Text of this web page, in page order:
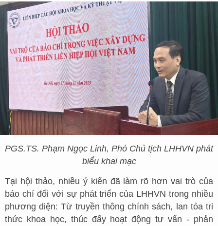
PGS.TS. Phạm Ngọc Linh, Phó Chủ tịch LHHVN phát
biểu khai mạc
Tại hội thảo, nhiều ý kiến đã làm rõ hơn vai trò của
báo chí đối với sự phát triển của LHHVN trong nhiều
phương diện: Từ truyền thông chính sách, lan tỏa tri
thức khoa học, thúc đẩy hoạt động tư vấn - phản